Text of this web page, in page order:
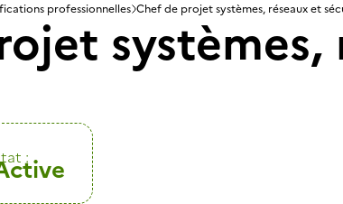
professionnelles Chef de projet systèmes, réseaux et
systèmes,
: